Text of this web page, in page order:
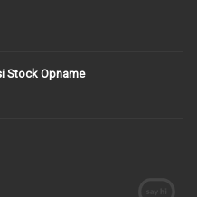
Stock Opname